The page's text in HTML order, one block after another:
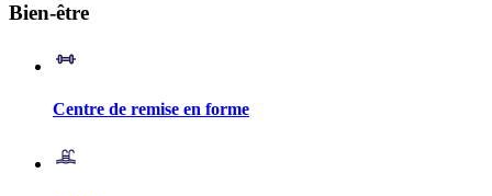
Bien-être
Centre de remise en forme